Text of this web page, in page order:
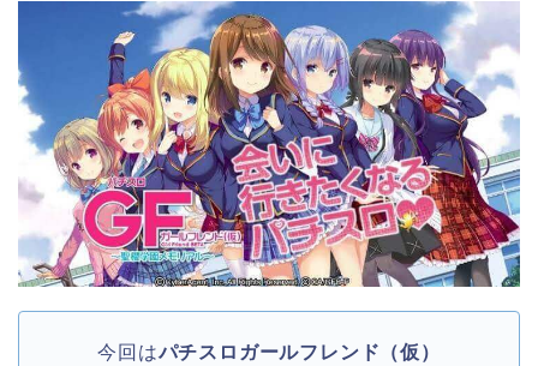
今回はパチスロガールフレンド（仮）